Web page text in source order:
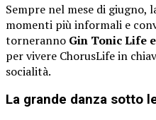
Sempre nel mese di giugno,
momenti più informali e
torneranno Gin Tonic Life
per vivere ChorusLife in
socialità.
La grande danza sotto